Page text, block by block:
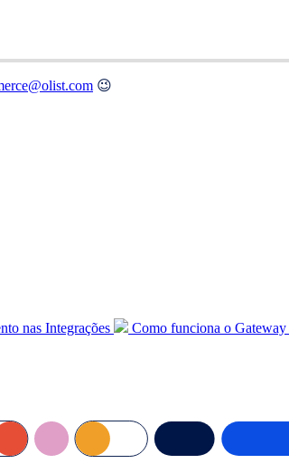
😉
nas Integrações Como funciona o Gateway